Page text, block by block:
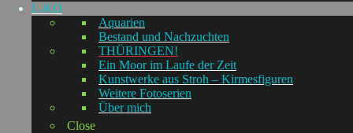
L-KO
Aquarien
Bestand und Nachzuchten
THÜRINGEN!
Ein Moor im Laufe der Zeit
Kunstwerke aus Stroh – Kirmesfiguren
Weitere Fotoserien
Über mich
Close